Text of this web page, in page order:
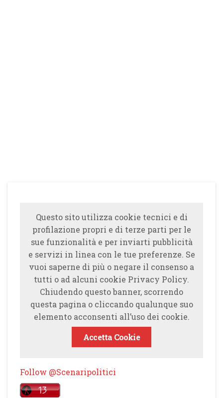
Questo sito utilizza cookie tecnici e di
profilazione propri e di terze parti per le
sue funzionalità e per inviarti pubblicità
e servizi in linea con le tue preferenze. Se
vuoi saperne di più o negare il consenso a
tutti o ad alcuni cookie Privacy Policy.
Chiudendo questo banner, scorrendo
questa pagina o cliccando qualunque suo
elemento acconsenti all’uso dei cookie.
Accetta Cookie
Follow @Scenaripolitici